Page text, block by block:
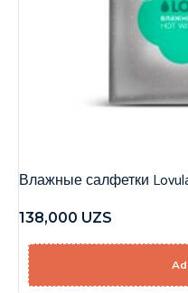
Влажные салфетки
138,000 UZS